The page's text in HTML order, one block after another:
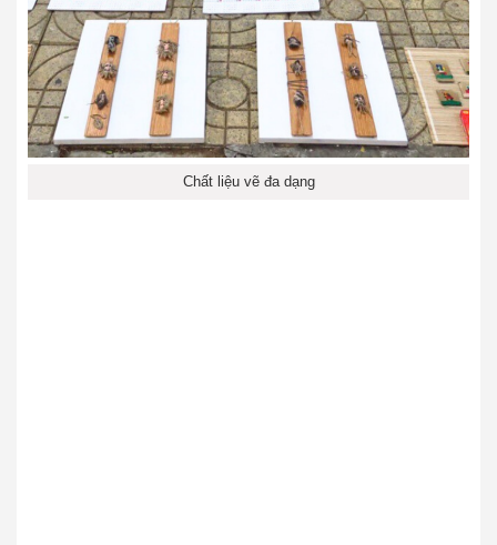
Chất liệu vẽ đa dạng